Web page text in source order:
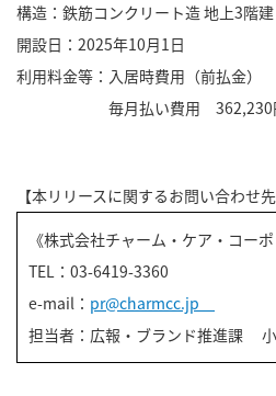
構造：鉄筋コンクリート造 地上3階建
開設日：2025年10月1日
利用料金等：入居時費用（前払金）
毎月払い費用 362,230円～
【本リリースに関するお問い合わせ先
《株式会社チャーム・ケア・コーポ
TEL：03-6419-3360
e-mail： pr@charmcc.jp
担当者：広報・ブランド推進課